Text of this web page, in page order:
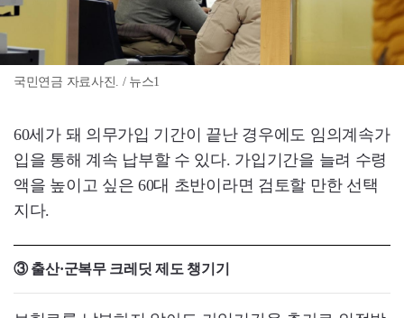
국민연금 자료사진. / 뉴스1
60세가 돼 의무가입 기간이 끝난 경우에도 임의계속가
입을 통해 계속 납부할 수 있다. 가입기간을 늘려 수령
액을 높이고 싶은 60대 초반이라면 검토할 만한 선택
지다.
③ 출산·군복무 크레딧 제도 챙기기